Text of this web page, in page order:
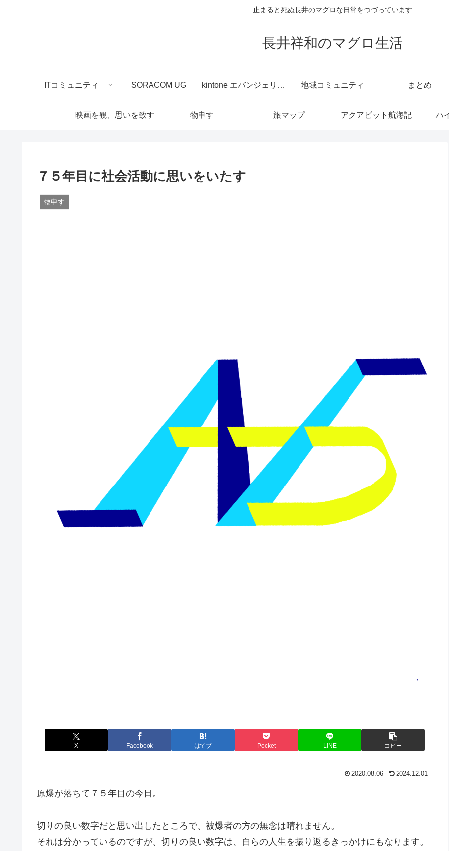
止まると死ぬ長井のマグロな日常をつづっています
長井祥和のマグロ生活
ITコミュニティ SORACOM UG kintone エバンジェリスト 地域コミュニティ まとめ
映画を観、思いを致す 物申す 旅マップ アクアビット航海記 ハ
７５年目に社会活動に思いをいたす
物申す
X Facebook はてブ Pocket LINE コピー
2020.08.06 2024.12.01
原爆が落ちて７５年目の今日。
切りの良い数字だと思い出したところで、被爆者の方の無念は晴れません。
それは分かっているのですが、切りの良い数字は、自らの人生を振り返るきっかけにもなります。